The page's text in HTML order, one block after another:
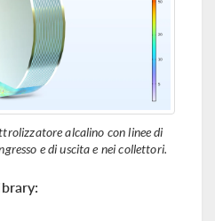
alcalino con linee di
e di uscita e nei collettori.